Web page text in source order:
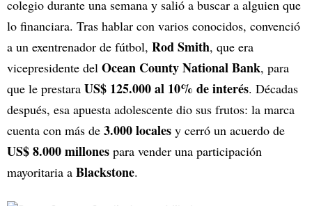
colegio durante una semana y salió a buscar a alguien que
lo financiara. Tras hablar con varios conocidos, convenció
a un exentrenador de fútbol, Rod Smith, que era
vicepresidente del Ocean County National Bank, para
que le prestara US$ 125.000 al 10% de interés. Décadas
después, esa apuesta adolescente dio sus frutos: la marca
cuenta con más de 3.000 locales y cerró un acuerdo de
US$ 8.000 millones para vender una participación
mayoritaria a Blackstone.